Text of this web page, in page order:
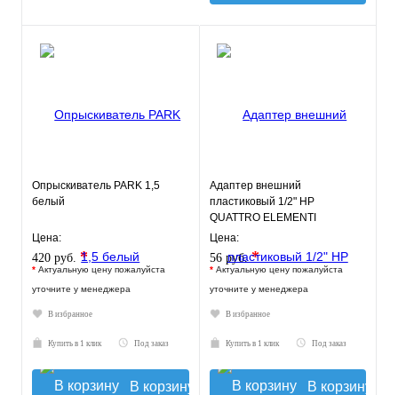
Опрыскиватель PARK 1,5
белый
Цена:
420 руб. *
* Актуальную цену пожалуйста
уточните у менеджера
В избранное
Купить в 1 клик Под заказ
В корзину
Адаптер внешний
пластиковый 1/2" НР
QUATTRO ELEMENTI
Цена:
56 руб.*
* Актуальную цену пожалуйста
уточните у менеджера
В избранное
Купить в 1 клик Под заказ
В корзину